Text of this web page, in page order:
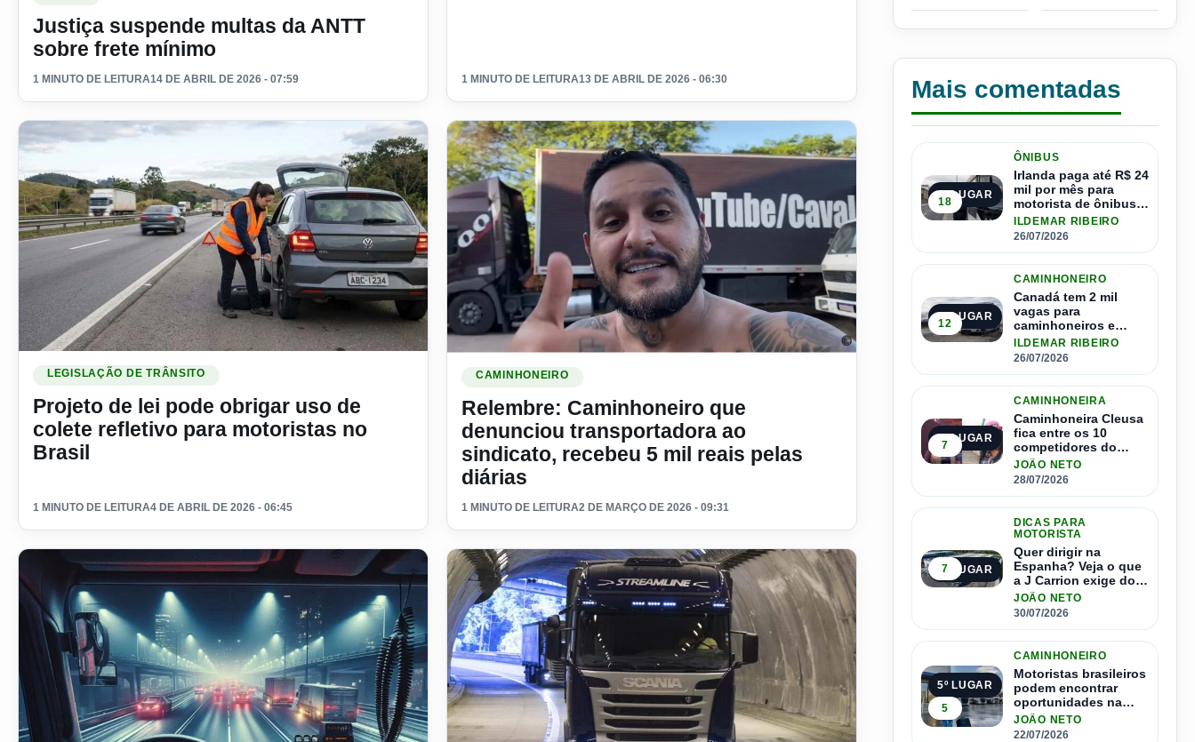
Justiça suspende multas da ANTT
sobre frete mínimo
1 MINUTO DE LEITURA14 DE ABRIL DE 2026 - 07:59 1 MINUTO DE LEITURA13 DE ABRIL DE 2026 - 06:30
LEGISLAÇÃO DE TRÂNSITO
Projeto de lei pode obrigar uso de
colete refletivo para motoristas no
Brasil
1 MINUTO DE LEITURA4 DE ABRIL DE 2026 - 06:45
Ler materia: Relembre: Caminhoneiro que denunciou transportadora ao sindicato, recebeu 5 mil reais pelas diárias
CAMINHONEIRO
Relembre: Caminhoneiro que
denunciou transportadora ao
sindicato, recebeu 5 mil reais pelas
diárias
1 MINUTO DE LEITURA2 DE MARÇO DE 2026 - 09:31
Mais comentadas
1º LUGAR
18
ÔNIBUS
Irlanda paga até R$ 24
mil por mês para
motorista de ônibus e
pode contratar até
1.500 motoristas
ILDEMAR RIBEIRO
26/07/2026
2º LUGAR
12
CAMINHONEIRO
Canadá tem 2 mil
vagas para
caminhoneiros e
salário de até R$ 24
mil por mês
ILDEMAR RIBEIRO
26/07/2026
3º LUGAR
7
CAMINHONEIRA
Caminhoneira Cleusa
fica entre os 10
competidores do
Master Driver Brasil
JOÃO NETO
28/07/2026
4º LUGAR
7
DICAS PARA
MOTORISTA
Quer dirigir na
Espanha? Veja o que
a J Carrion exige dos
brasileiros
JOÃO NETO
30/07/2026
5º LUGAR
5
CAMINHONEIRO
Motoristas brasileiros
podem encontrar
oportunidades na
Espanha com salários
que passam de R$ 17
JOÃO NETO
22/07/2026